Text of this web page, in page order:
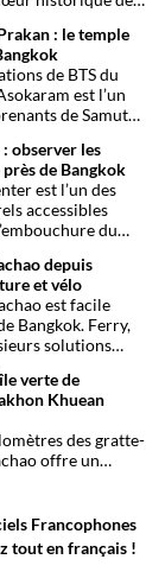
son célèbre
et son
ce quartier
au cœur de
: le temple
de BTS du
est l’un
de Samut
son atmosphère
dans la pratique
excursion
touristiques
observer les
de Bangkok
est l’un des
accessibles
du
des
de
chaque année.
depuis
et vélo
est facile
Bangkok. Ferry,
solutions
verte de
Khuean
des gratte-
offre un
cette vaste
l’une des plus
de Bangkok.
Francophones
tout en français !